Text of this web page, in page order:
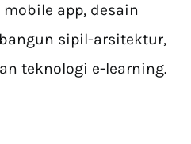
app, desain
sipil-arsitektur,
teknologi e-learning.